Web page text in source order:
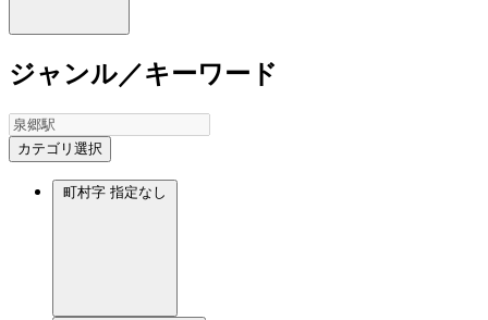
ジャンル／キーワード
カテゴリ選択
町村字 指定なし